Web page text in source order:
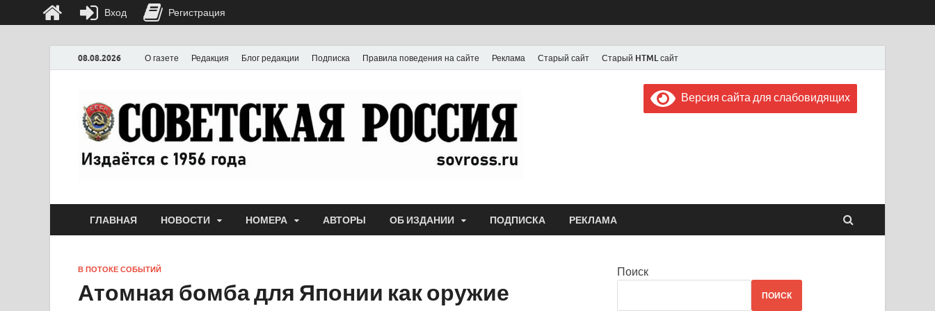
08.08.2026 О газете Редакция Блог редакции Подписка Правила поведения на сайте Реклама Старый сайт Старый HTML сайт
Газета "Советская Россия"
Выпускается с июля 1956 года
Версия сайта для слабовидящих
ГЛАВНАЯ НОВОСТИ НОМЕРА АВТОРЫ ОБ ИЗДАНИИ ПОДПИСКА РЕКЛАМА
В ПОТОКЕ СОБЫТИЙ
Атомная бомба для Японии как оружие
Поиск
ПОИСК
Вход Регистрация